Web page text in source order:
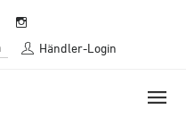
Händler-Login